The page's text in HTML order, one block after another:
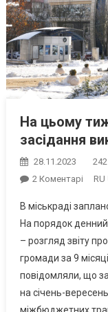
На цьому
засідання
28.11.2023 242
2 КоментаріДо
Тижні
В
RU
В міськраді
На порядок
– розгляд звіту
громади за 9
повідомляли, що
на січень-
міжбюджетних